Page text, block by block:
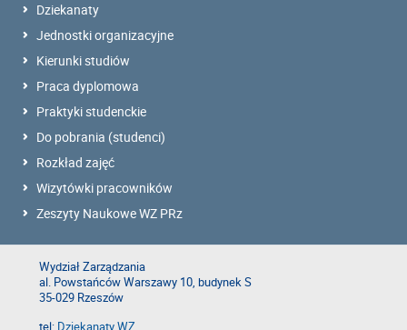
Dziekanaty
Jednostki organizacyjne
Kierunki studiów
Praca dyplomowa
Praktyki studenckie
Do pobrania (studenci)
Rozkład zajęć
Wizytówki pracowników
Zeszyty Naukowe WZ PRz
Wydział Zarządzania
al. Powstańców Warszawy 10, budynek S
35-029 Rzeszów